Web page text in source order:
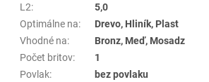
L2:
5,0
Optimálne na:
Drevo, Hliník, Plast
Vhodné na:
Bronz, Meď, Mosadz
Počet britov:
1
Povlak:
bez povlaku